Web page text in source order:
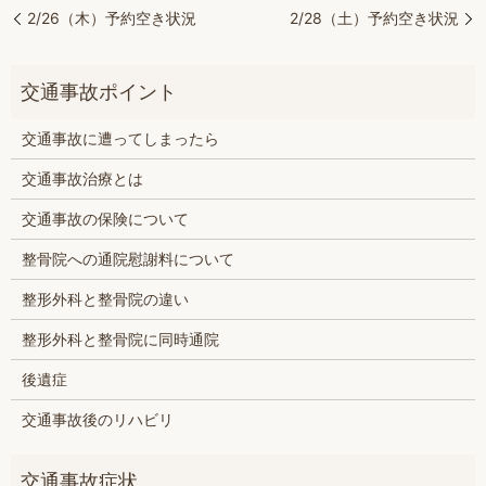
2/26（木）予約空き状況 2/28（土）予約空き状況
交通事故に遭ってしまったら
交通事故治療とは
交通事故の保険について
整骨院への通院慰謝料について
整形外科と整骨院の違い
整形外科と整骨院に同時通院
後遺症
交通事故後のリハビリ